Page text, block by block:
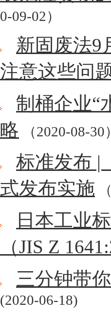
0-09-02）
新固废法9
注意这些问
制桶企业“
略 （2020-08-30
标准发布 |
式发布实施
日本工业
（JIS Z
三分钟带
(2020-06-18)